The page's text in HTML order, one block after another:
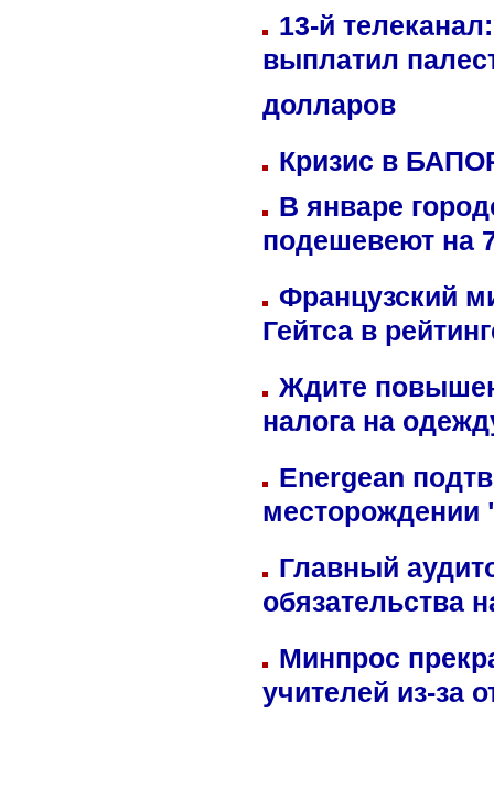
13-й
выплатил
долларов
Кризис в
В январе
подешевеют на
Французский
Гейтса в
Ждите
налога на
Energean
Главный
обязательства
Минпрос
учителей из-за